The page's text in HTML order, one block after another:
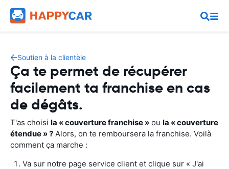
Soutien à la clientèle
Ça te permet de récupérer
facilement ta franchise en cas
de dégâts.
T'as choisi la « couverture franchise » ou la « couverture
étendue » ? Alors, on te remboursera la franchise. Voilà
comment ça marche :
Va sur notre page service client et clique sur « J'ai